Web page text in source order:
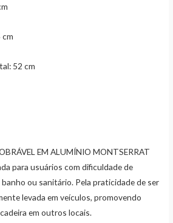
cm
: 52 cm
EM ALUMÍNIO MONTSERRAT
para usuários com dificuldade de
ou sanitário. Pela praticidade de ser
levada em veículos, promovendo
em outros locais.